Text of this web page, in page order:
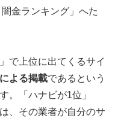
金ランキング」へた
で上位に出てくるサイ
よる掲載であるという
。「ハナビが1位」
、その業者が自分のサ